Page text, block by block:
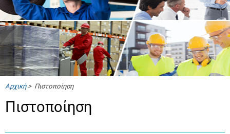
Αρχική> Πιστοποίηση
Πιστοποίηση